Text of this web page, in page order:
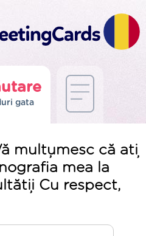
gata
mulțumesc că ați
mea la
Cu respect,